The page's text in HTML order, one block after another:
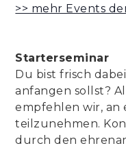
>> mehr Events
Starterseminar
Du bist frisch
anfangen sollst?
empfehlen wir, an
teilzunehmen.
durch den